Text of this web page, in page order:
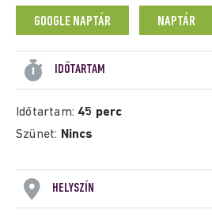
GOOGLE NAPTÁR NAPTÁR
IDŐTARTAM
Időtartam: 45 perc
Szünet: Nincs
HELYSZÍN